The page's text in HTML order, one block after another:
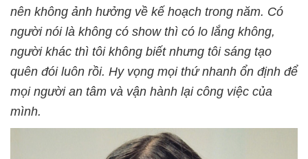
nên không ảnh hưởng về kế hoạch trong năm. Có
người nói là không có show thì có lo lắng không,
người khác thì tôi không biết nhưng tôi sáng tạo
quên đói luôn rồi. Hy vọng mọi thứ nhanh ổn định để
mọi người an tâm và vận hành lại công việc của
mình.